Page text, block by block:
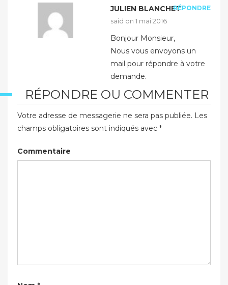
JULIEN BLANCHET
said on1 mai 2016
RÉPONDRE
Bonjour Monsieur,
Nous vous envoyons un
mail pour répondre à votre
demande.
RÉPONDRE OU COMMENTER
Votre adresse de messagerie ne sera pas publiée. Les
champs obligatoires sont indiqués avec*
Commentaire